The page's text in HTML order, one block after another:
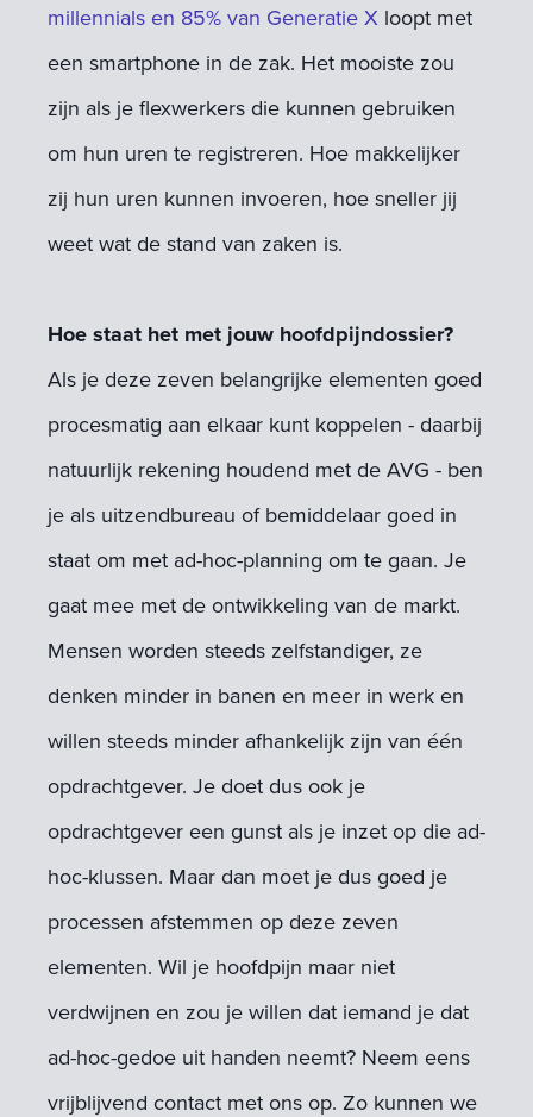
millennials en 85% van Generatie X loopt met
een smartphone in de zak. Het mooiste zou
zijn als je flexwerkers die kunnen gebruiken
om hun uren te registreren. Hoe makkelijker
zij hun uren kunnen invoeren, hoe sneller jij
weet wat de stand van zaken is.
Hoe staat het met jouw hoofdpijndossier?
Als je deze zeven belangrijke elementen goed
procesmatig aan elkaar kunt koppelen - daarbij
natuurlijk rekening houdend met de AVG - ben
je als uitzendbureau of bemiddelaar goed in
staat om met ad-hoc-planning om te gaan. Je
gaat mee met de ontwikkeling van de markt.
Mensen worden steeds zelfstandiger, ze
denken minder in banen en meer in werk en
willen steeds minder afhankelijk zijn van één
opdrachtgever. Je doet dus ook je
opdrachtgever een gunst als je inzet op die ad-
hoc-klussen. Maar dan moet je dus goed je
processen afstemmen op deze zeven
elementen. Wil je hoofdpijn maar niet
verdwijnen en zou je willen dat iemand je dat
ad-hoc-gedoe uit handen neemt? Neem eens
vrijblijvend contact met ons op. Zo kunnen we